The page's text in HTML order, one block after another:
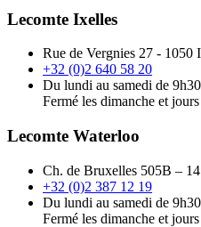
Lecomte Ixelles
Rue de Vergnies 27 - 1050
+32 (0)2 640 58 20
Du lundi au samedi de
Fermé les dimanche et
Lecomte Waterloo
Ch. de Bruxelles 505B –
+32 (0)2 387 12 19
Du lundi au samedi de
Fermé les dimanche et